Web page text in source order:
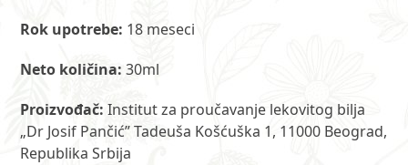
Rok upotrebe: 18 meseci
Neto količina: 30ml
Proizvođač:Institut za proučavanje lekovitog bilja
„Dr Josif Pančić” Tadeuša Košćuška 1, 11000 Beograd,
Republika Srbija